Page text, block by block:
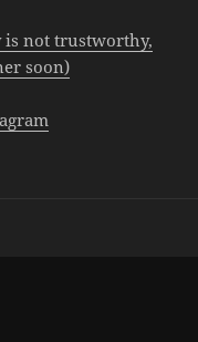
is not trustworthy,
soon)